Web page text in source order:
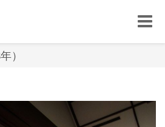
Toggle
）